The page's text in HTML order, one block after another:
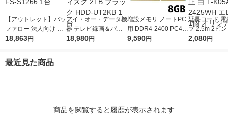
【アウトレット】バッ
ファロー 法人向け フ
リースポット導入キッ
18,863円
アイ・オー・データ機
器 テレビ録画＆パソ
コン両対応 外付けハ
18,980円
増設メモリ ノートPC
用 DDR4-2400 PC4-1
9200 8GB S.O.DIMM
9,590円
延長コード 電
プ 2.5m 2ピ
スイッチ付 雷
2,080円
最近見た商品
商品を閲覧すると履歴が表示されます